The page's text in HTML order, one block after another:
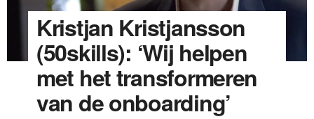
Kristjan Kristjansson
(50skills): ‘Wij helpen
met het transformeren
van de onboarding’